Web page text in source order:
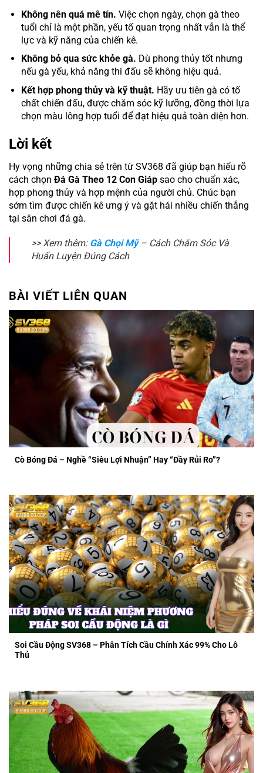
Không nên quá mê tín. Việc chọn ngày, chọn gà theo
tuổi chỉ là một phần, yếu tố quan trọng nhất vẫn là thể
lực và kỹ năng của chiến kê.
Không bỏ qua sức khỏe gà. Dù phong thủy tốt nhưng
nếu gà yếu, khả năng thi đấu sẽ không hiệu quả.
Kết hợp phong thủy và kỹ thuật. Hãy ưu tiên gà có tố
chất chiến đấu, được chăm sóc kỹ lưỡng, đồng thời lựa
chọn màu lông hợp tuổi để đạt hiệu quả toàn diện hơn.
Lời kết
Hy vọng những chia sẻ trên từ SV368 đã giúp bạn hiểu rõ
cách chọn Đá Gà Theo 12 Con Giáp sao cho chuẩn xác,
hợp phong thủy và hợp mệnh của người chủ. Chúc bạn
sớm tìm được chiến kê ưng ý và gặt hái nhiều chiến thắng
tại sân chơi đá gà.
>> Xem thêm: Gà Chọi Mỹ– Cách Chăm Sóc Và
Huấn Luyện Đúng Cách
BÀI VIẾT LIÊN QUAN
Cò Bóng Đá – Nghề “Siêu Lợi Nhuận” Hay “Đầy Rủi Ro”?
Soi Cầu Động SV368 – Phân Tích Cầu Chính Xác 99% Cho Lô
Thủ